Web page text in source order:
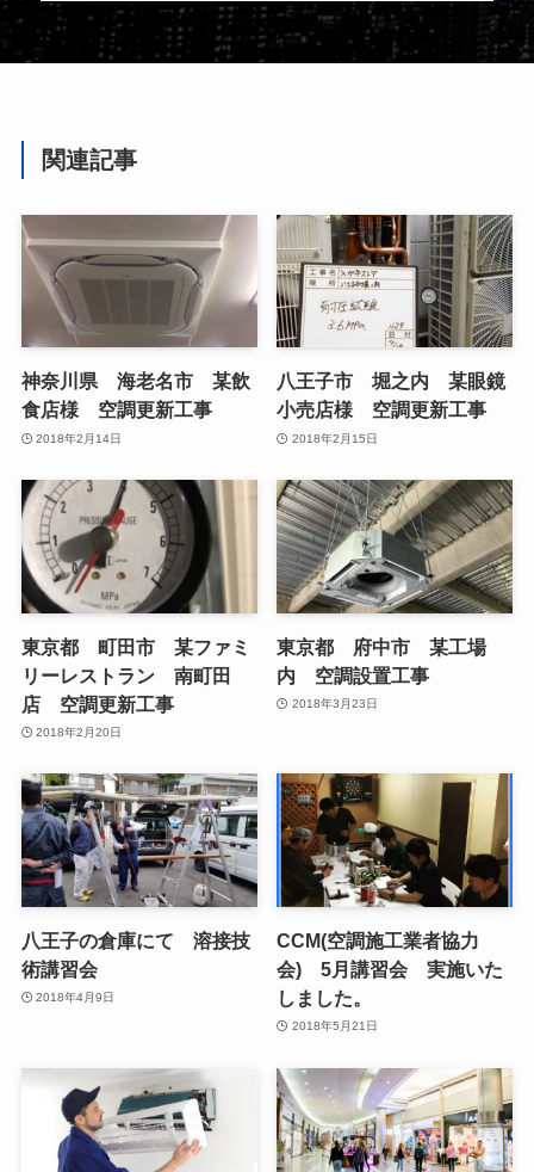
関連記事
神奈川県 海老名市 某飲
食店様 空調更新工事
2018年2月14日
八王子市 堀之内 某眼鏡
小売店様 空調更新工事
2018年2月15日
東京都 町田市 某ファミ
リーレストラン 南町田
店 空調更新工事
2018年2月20日
東京都 府中市 某工場
内 空調設置工事
2018年3月23日
八王子の倉庫にて 溶接技
術講習会
2018年4月9日
CCM(空調施工業者協力
会) 5月講習会 実施いた
しました。
2018年5月21日